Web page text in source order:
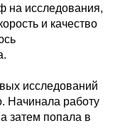
на исследования,
и качество
исследований
Начинала работу
затем попала в